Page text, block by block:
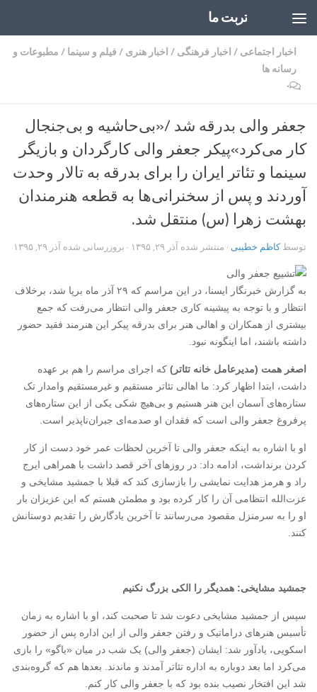
تربت ما
اخبار اجتماعی / اخبار فرهنگی / اخبار هنری / فیلم و سینما / مطبوعات و
رسانه ها
۰
جعفر والی بدرقه شد /«بی‌حاشیه و بی‌جنجال
کار می‌کرد»پیکر جعفر والی کارگردان و بازیگر
سینما و تئاتر ایران را برای بدرقه به تالار وحدت
آوردند و پس از سخنرانی‌ها به قطعه هنرمندان
بهشت زهرا (س) منتقل شد.
توسطکاظم خطیبی · منتشر شده آذر ۲۹, ۱۳۹۵ · بروزرسانی شده آذر ۲۹, ۱۳۹۵
به گزارش خبرنگار ایسنا، در این مراسم که ۲۹ آذر ماه برپا شد، برخلاف
انتظار و با توجه به پیشینه کاری جعفر والی انتظار می‌رفت که جمع
بیشتری از همکاران و اهالی هنر برای بدرقه پیکر این هنرمند فقید حضور
داشته باشند، اما اینگونه نبود.
اصغر همت (مدیرعامل خانه تئاتر) که اجرای مراسم را هم بر عهده
داشت، ابتدا اظهار کرد: ما اهالی تئاتر مستقیم و غیرمستقیم وامدار تک
ستاره‌های آسمان این هنر هستیم و بی‌هیچ شکی یکی از این ستاره‌های
پرفروغ جعفر والی است که فقدان او صدمه‌ای جبران‌ناپذیر است.
او با اشاره به اینکه جعفر والی تا آخرین لحظات عمر خود دست از کار
کردن برنداشت، ادامه داد: در روزهای آخر قصد داشت با همراهی ایرج
راد و هرمز هدایت نمایشی را بازسازی کند که قبلا با جمشید مشایخی و
عزت‌الله انتظامی آن را کار کرده بود و مطمئن هستم که این عزیزان بار
او را به سرمنزل مقصود می‌رسانند تا آخرین یادگارش را تقدیم دوستانش
کنند.
جمشید مشایخی: همدیگر را الکی بزرگ نکنیم
سپس از جمشید مشایخی دعوت شد تا صحبت کند، او با اشاره به زمان
تأسیس هنرهای دراماتیک و رفتن جعفر والی از این اداره پس از حضور
اسکویی، یادآور شد:‌ ایشان (جعفر والی) یک شب در میان «یاگو» را بازی
می‌کرد اما بعد دوباره به اداره تئاتر آمدند و ماندند. بعدها هم که گروه‌بندی
شد این افتخار نصیب بنده بود که با جعفر والی کار کنم.